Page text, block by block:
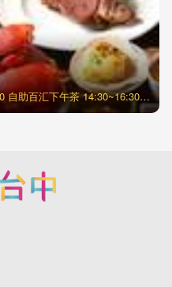
早餐 06:30~10:00 午餐 11:30~14:00 自助百汇下午茶 14:30~16:30 (每周五、六、日) 晚餐 18:00~21:00